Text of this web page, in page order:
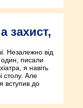
захист,
Незалежно від
один, писали
я навіть
столу. Але
вступив до